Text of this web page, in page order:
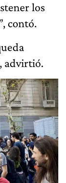
los
contó.
advirtió.